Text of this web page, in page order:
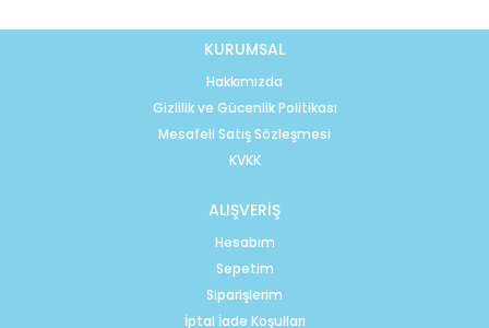
KURUMSAL
Hakkımızda
Gizlilik ve Gücenlik Politikası
Mesafeli Satış Sözleşmesi
KVKK
ALIŞVERİŞ
Hesabım
Sepetim
Siparişlerim
İptal İade Koşulları